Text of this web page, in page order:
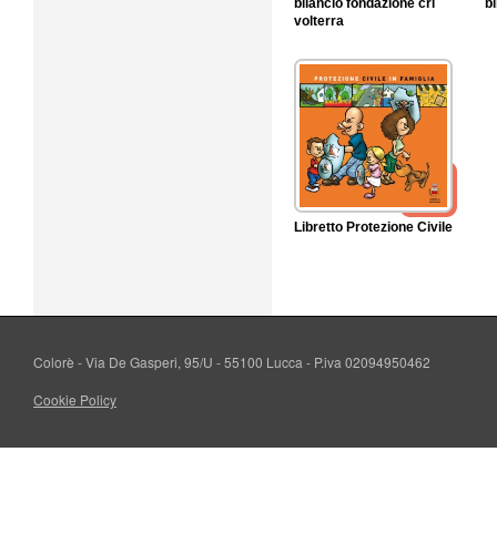
bilancio fondazione crl
volterra
Libretto Protezione Civile
Colorè - Via De Gasperi, 95/U - 55100 Lucca - P.iva 02094950462
Cookie Policy